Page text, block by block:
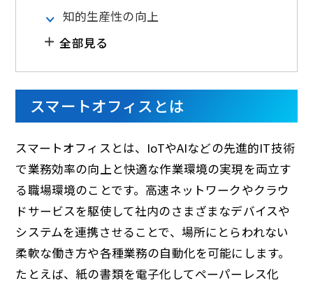
知的生産性の向上
全部見る
スマートオフィスとは
スマートオフィスとは、IoTやAIなどの先進的IT技術
で業務効率の向上と快適な作業環境の実現を両立す
る職場環境のことです。高速ネットワークやクラウ
ドサービスを駆使して社内のさまざまなデバイスや
システムを連携させることで、場所にとらわれない
柔軟な働き方や各種業務の自動化を可能にします。
たとえば、紙の書類を電子化してペーパーレス化